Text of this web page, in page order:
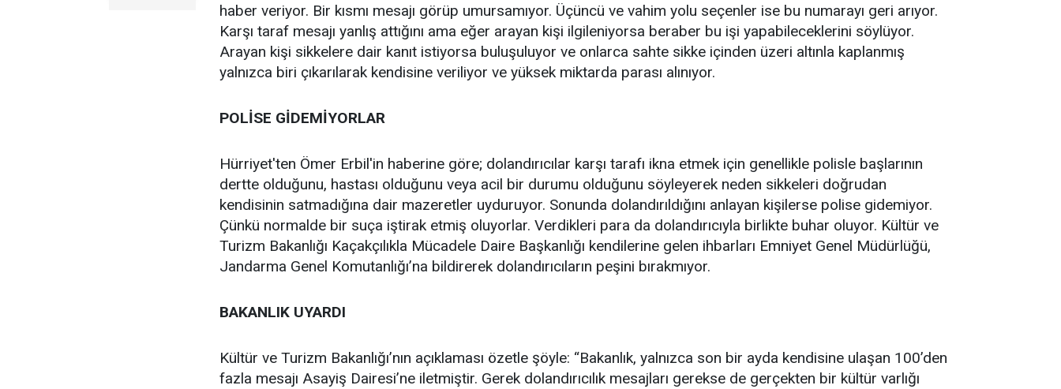
haber veriyor. Bir kısmı mesajı görüp umursamıyor. Üçüncü ve vahim yolu seçenler ise bu numarayı geri arıyor.
Karşı taraf mesajı yanlış attığını ama eğer arayan kişi ilgileniyorsa beraber bu işi yapabileceklerini söylüyor.
Arayan kişi sikkelere dair kanıt istiyorsa buluşuluyor ve onlarca sahte sikke içinden üzeri altınla kaplanmış
yalnızca biri çıkarılarak kendisine veriliyor ve yüksek miktarda parası alınıyor.
POLİSE GİDEMİYORLAR
Hürriyet'ten Ömer Erbil'in haberine göre; dolandırıcılar karşı tarafı ikna etmek için genellikle polisle başlarının
dertte olduğunu, hastası olduğunu veya acil bir durumu olduğunu söyleyerek neden sikkeleri doğrudan
kendisinin satmadığına dair mazeretler uyduruyor. Sonunda dolandırıldığını anlayan kişilerse polise gidemiyor.
Çünkü normalde bir suça iştirak etmiş oluyorlar. Verdikleri para da dolandırıcıyla birlikte buhar oluyor. Kültür ve
Turizm Bakanlığı Kaçakçılıkla Mücadele Daire Başkanlığı kendilerine gelen ihbarları Emniyet Genel Müdürlüğü,
Jandarma Genel Komutanlığı’na bildirerek dolandırıcıların peşini bırakmıyor.
BAKANLIK UYARDI
Kültür ve Turizm Bakanlığı’nın açıklaması özetle şöyle: “Bakanlık, yalnızca son bir ayda kendisine ulaşan 100’den
fazla mesajı Asayiş Dairesi’ne iletmiştir. Gerek dolandırıcılık mesajları gerekse de gerçekten bir kültür varlığı